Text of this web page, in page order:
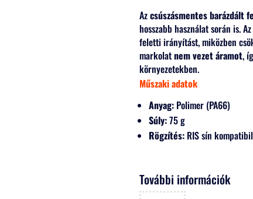
Azcsúszásmentes barázdált
hosszabb használat során is. Az
feletti irányítást, miközben
markolatnem vezet áramot,
környezetekben.
Műszaki adatok
Anyag:Polimer (PA66)
Súly:75 g
Rögzítés:RIS sín
További információk